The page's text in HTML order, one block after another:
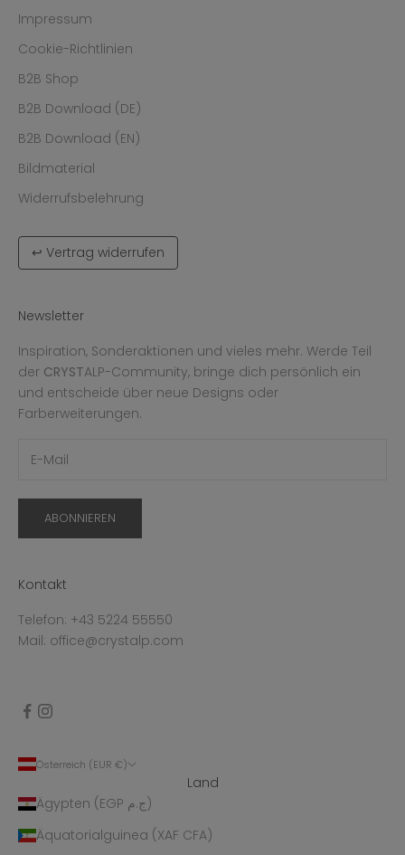
Impressum
Cookie-Richtlinien
B2B Shop
B2B Download (DE)
B2B Download (EN)
Bildmaterial
Widerrufsbelehrung
↩ Vertrag widerrufen
Newsletter
Inspiration, Sonderaktionen und vieles mehr. Werde Teil
der CRYSTALP-Community, bringe dich persönlich ein
und entscheide über neue Designs oder
Farberweiterungen.
ABONNIEREN
Kontakt
Telefon: +43 5224 55550
Mail: office@crystalp.com
Österreich (EUR €)
Land
Ägypten (EGP ج.م)
Äquatorialguinea (XAF CFA)